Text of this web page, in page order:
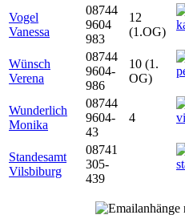
Vogel
Vanessa
08744
9604
983
12
(1.OG)
Wünsch
Verena
08744
9604-
986
10 (1.
OG)
Wunderlich
Monika
08744
9604-
43
4
Standesamt
Vilsbiburg
08741
305-
439